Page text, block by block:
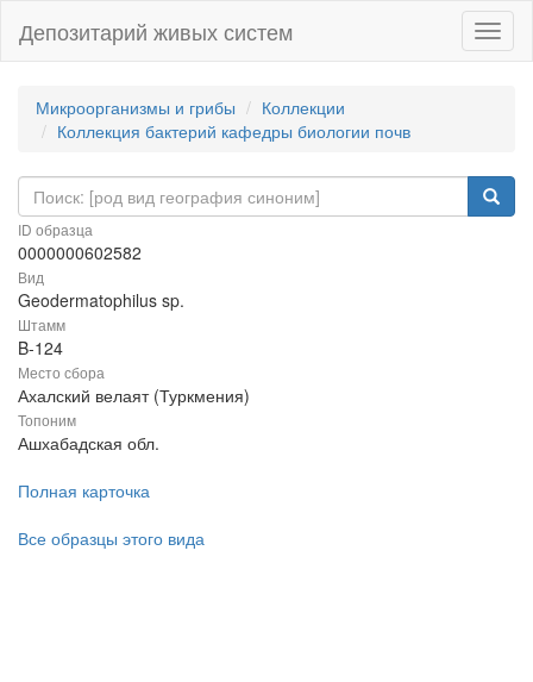
Депозитарий живых систем
Микроорганизмы и грибы
Коллекции
Коллекция бактерий кафедры биологии почв
ID образца
0000000602582
Вид
Geodermatophilus sp.
Штамм
B-124
Место сбора
Ахалский велаят (Туркмения)
Топоним
Ашхабадская обл.
Полная карточка
Все образцы этого вида